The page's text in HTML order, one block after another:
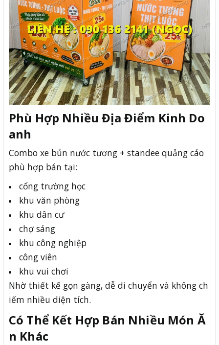
Phù Hợp Nhiều Địa Điểm Kinh Do
anh
Combo xe bún nước tương + standee quảng cáo
phù hợp bán tại:
cổng trường học
khu văn phòng
khu dân cư
chợ sáng
khu công nghiệp
công viên
khu vui chơi
Nhờ thiết kế gọn gàng, dễ di chuyển và không ch
iếm nhiều diện tích.
Có Thể Kết Hợp Bán Nhiều Món Ă
n Khác